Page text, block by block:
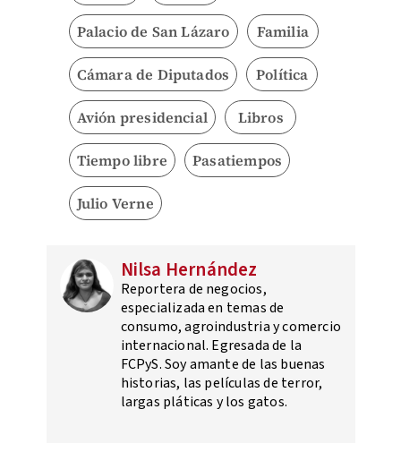
Palacio de San Lázaro Familia
Cámara de Diputados Política
Avión presidencial Libros
Tiempo libre Pasatiempos
Julio Verne
Nilsa Hernández
Reportera de negocios,
especializada en temas de
consumo, agroindustria y comercio
internacional. Egresada de la
FCPyS. Soy amante de las buenas
historias, las películas de terror,
largas pláticas y los gatos.